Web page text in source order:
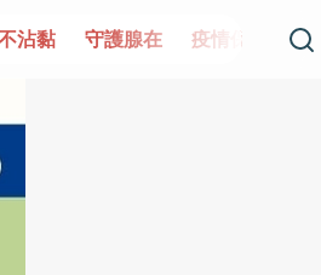
疫情保衛戰 再生醫學 愛的